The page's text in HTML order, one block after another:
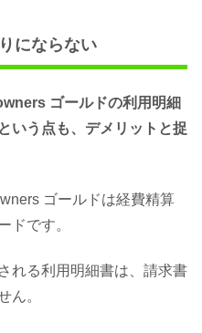
にならない
ゴールドの利用明細
いう点も、デメリットと捉
ゴールドは経費精算
ドです。
れる利用明細書は、請求書
ん。